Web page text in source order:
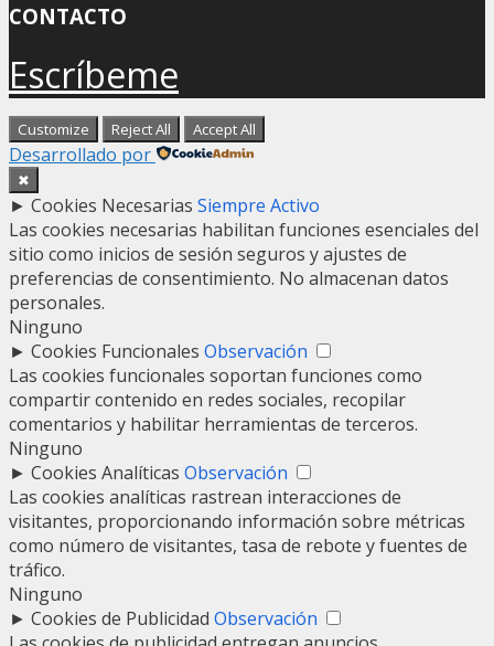
CONTACTO
Escríbeme
Customize Reject All Accept All
Desarrollado por
✖
► Cookies Necesarias Siempre Activo
Las cookies necesarias habilitan funciones esenciales del
sitio como inicios de sesión seguros y ajustes de
preferencias de consentimiento. No almacenan datos
personales.
Ninguno
► Cookies Funcionales Observación
Las cookies funcionales soportan funciones como
compartir contenido en redes sociales, recopilar
comentarios y habilitar herramientas de terceros.
Ninguno
► Cookies Analíticas Observación
Las cookies analíticas rastrean interacciones de
visitantes, proporcionando información sobre métricas
como número de visitantes, tasa de rebote y fuentes de
tráfico.
Ninguno
► Cookies de Publicidad Observación